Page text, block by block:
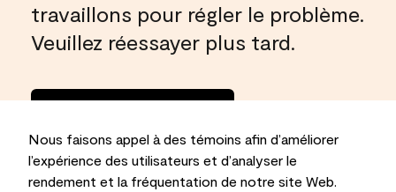
Nous faisons appel à des témoins afin d’améliorer
l’expérience des utilisateurs et d’analyser le
rendement et la fréquentation de notre site Web.
travaillons pour régler le problème.
Veuillez réessayer plus tard.
maison